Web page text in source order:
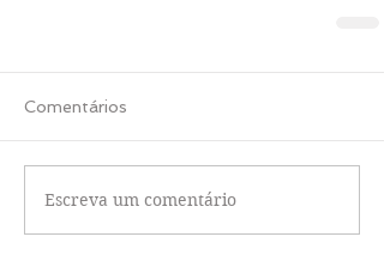
Comentários
Escreva um comentário